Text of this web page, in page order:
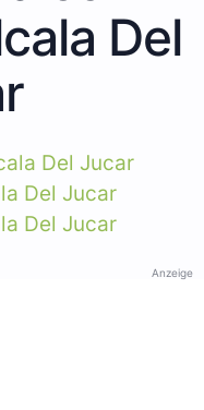
Del
Del Jucar
Del Jucar
Del Jucar
Anzeige